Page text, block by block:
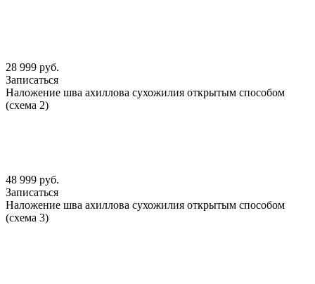
28 999 руб.
Записаться
Наложение шва ахиллова сухожилия открытым способом
(схема 2)
48 999 руб.
Записаться
Наложение шва ахиллова сухожилия открытым способом
(схема 3)